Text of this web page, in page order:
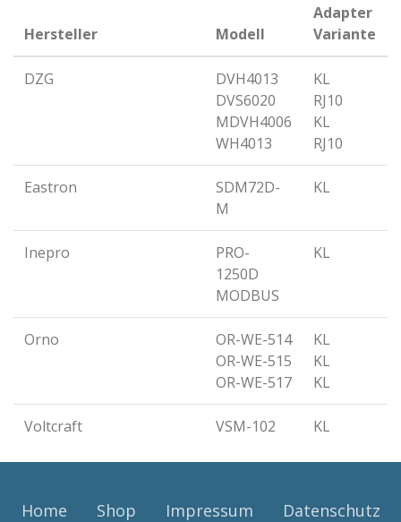
Hersteller Modell
Adapter
Variante
DZG
DVH4013
DVS6020
MDVH4006
WH4013
KL
RJ10
KL
RJ10
Eastron
SDM72D-
M
KL
Inepro
PRO-
1250D
MODBUS
KL
Orno
OR-WE-514
OR-WE-515
OR-WE-517
KL
KL
KL
Voltcraft VSM-102 KL
Home Shop Impressum Datenschutz